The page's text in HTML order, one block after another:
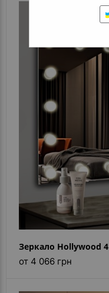
Зеркало Hollywood 4
от 4 066 грн